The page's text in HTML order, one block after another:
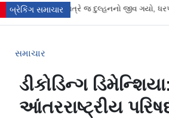
બ્રેકિંગ સમાચાર
રાત્રે જ દુલ્હનનો જીવ ગયો, ધરપકડ બાદ
સમાચાર
ડીકોડિન્ગ
આંતરરાષ્ટ્રીય